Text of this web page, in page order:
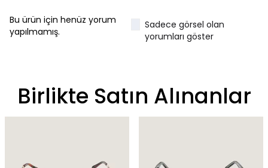
Bu ürün için henüz yorum
yapılmamış.
Sadece görsel olan
yorumları göster
Birlikte Satın Alınanlar